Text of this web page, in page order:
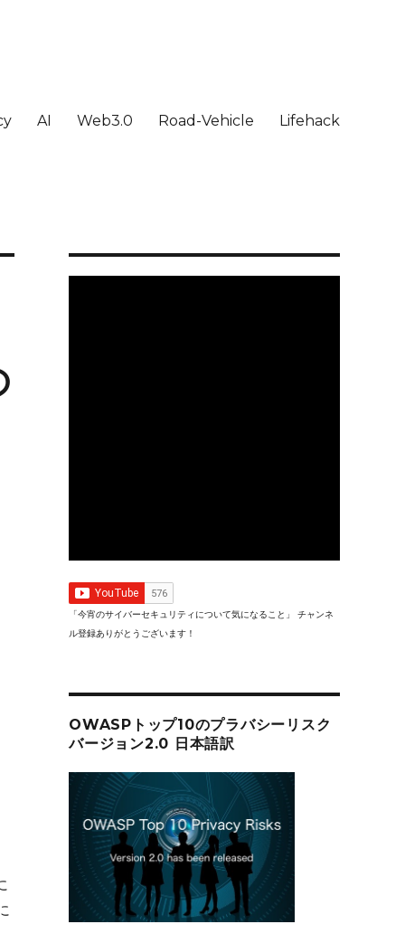
AI Web3.0 Road-Vehicle Lifehack
それとも進化しているのか？──John Fokker講演から読み解
「今宵のサイバーセキュリティについて気になること」 チャンネ
ル登録ありがとうございます！
OWASPトップ10のプラバシーリスク
バージョン2.0 日本語訳